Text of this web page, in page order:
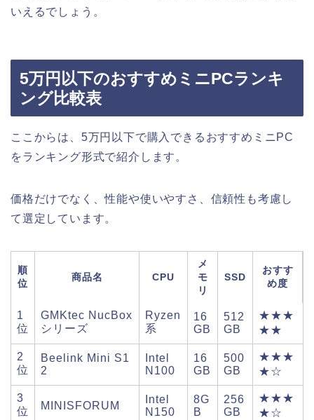
いえるでしょう。
5万円以下のおすすめミニPCランキ
ング比較表
ここからは、5万円以下で購入できるおすすめミニPC
をランキング形式で紹介します。
価格だけでなく、性能や使いやすさ、信頼性も考慮し
て選定しています。
順
位
商品名 CPU
メ
モ
リ
SSD
おすす
め度
1
位
GMKtec NucBox
シリーズ
Ryzen
系
16
GB
512
GB
★★★
★★
2
位
Beelink Mini S1
2
Intel
N100
16
GB
500
GB
★★★
★☆
3
位
MINISFORUM
Intel
N150
8G
B
256
GB
★★★
★☆